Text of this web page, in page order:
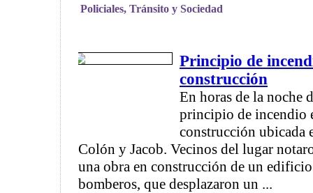
Policiales, Tránsito y Sociedad
Principio de
construcción
En horas de la noche
principio de incendio
construcción ubicada
Colón y Jacob. Vecinos del lugar
una obra en construcción de un
bomberos, que desplazaron un ...